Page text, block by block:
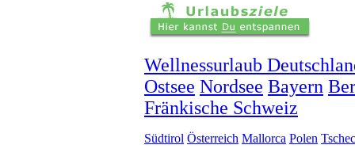
Wellnessurlaub
Ostsee Nordsee Bayern
Fränkische Schweiz
Südtirol Österreich Mallorca Polen